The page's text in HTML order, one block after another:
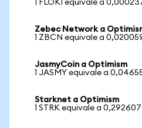
1 FLOKI equivale a
Zebec Network a
1 ZBCN equivale a
JasmyCoin a Optimism
1 JASMY equivale a
Starknet a Optimism
1 STRK equivale a